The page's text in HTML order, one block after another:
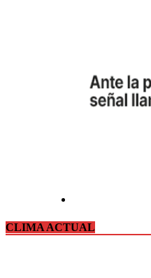
CLIMA ACTUAL